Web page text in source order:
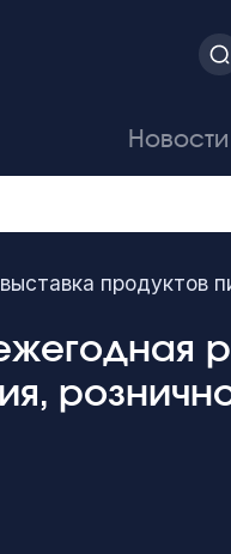
Новости
продуктов